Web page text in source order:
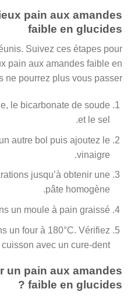
pain aux amandes
faible en glucides
Suivez ces étapes pour
pain aux amandes faible en
ne pourrez plus vous passer.
le bicarbonate de soude
et le sel.
autre bol puis ajoutez le
vinaigre.
jusqu’à obtenir une
pâte homogène.
un moule à pain graissé.
un four à 180°C. Vérifiez
cuisson avec un cure-dent.
un pain aux amandes
faible en glucides ?